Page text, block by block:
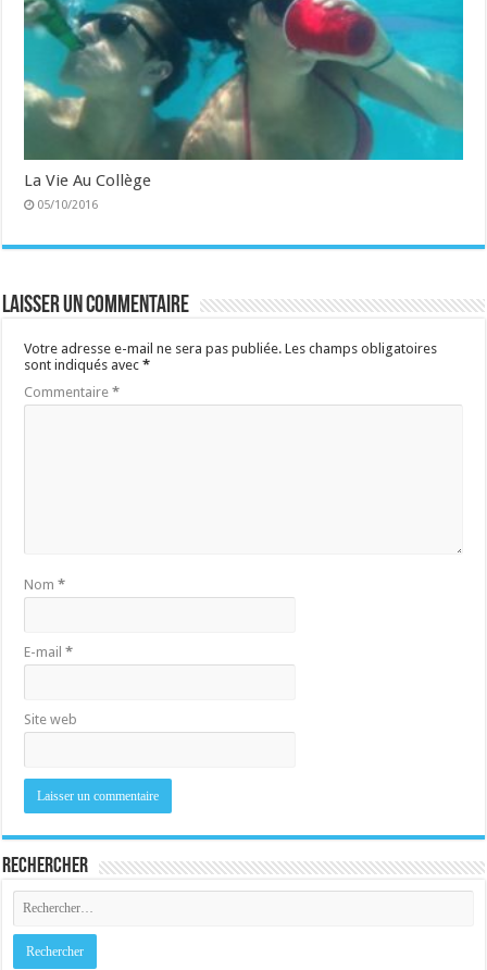
La Vie Au Collège
05/10/2016
Laisser un commentaire
Votre adresse e-mail ne sera pas publiée. Les champs obligatoires
sont indiqués avec*
Commentaire*
Nom*
E-mail*
Site web
Rechercher